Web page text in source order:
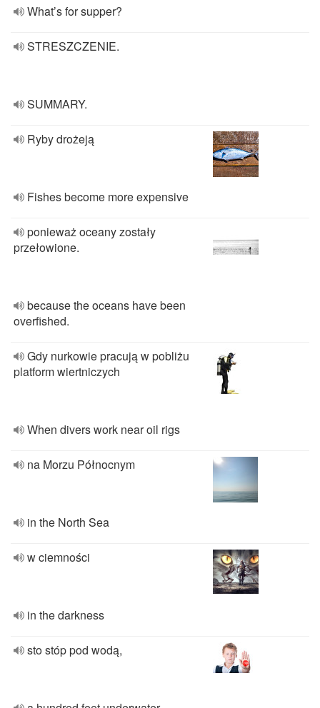
What’s for supper?
STRESZCZENIE.
SUMMARY.
Ryby drożeją
Fishes become more expensive
ponieważ oceany zostały
przełowione.
because the oceans have been
overfished.
Gdy nurkowie pracują w pobliżu
platform wiertniczych
When divers work near oil rigs
na Morzu Północnym
in the North Sea
w ciemności
in the darkness
sto stóp pod wodą,